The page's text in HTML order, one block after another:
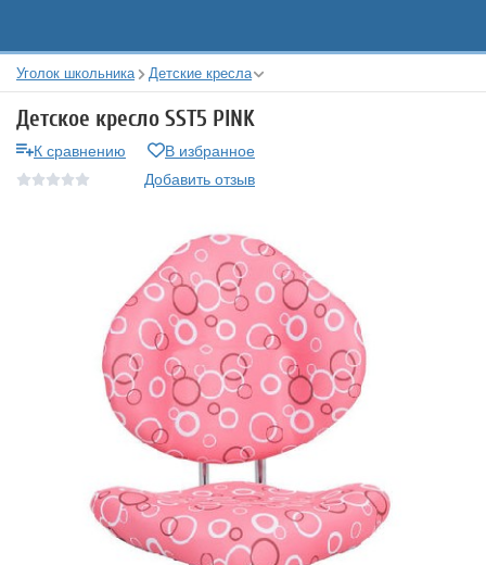
Уголок школьника Детские кресла
Детское кресло SST5 PINK
К сравнению
В избранное
Добавить отзыв